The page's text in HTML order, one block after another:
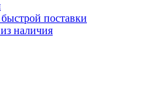
поставки